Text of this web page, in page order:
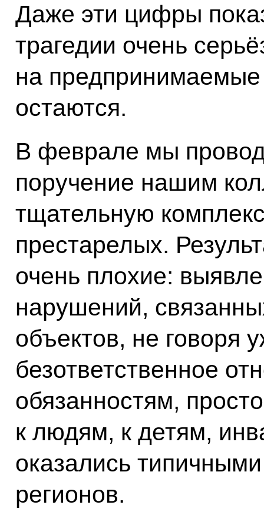
Даже эти цифры
трагедии очень
на
остаются.
В феврале мы
поручение нашим
тщательную
престарелых.
очень плохие:
нарушений,
объектов, не говоря
безответственное
обязанностям,
к людям, к детям,
оказались
регионов.